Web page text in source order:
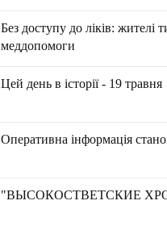
Без доступу до ліків:
меддопомоги
Цей день в історії - 19 травня
Оперативна інформація
"ВЫСОКОСТВЕТСКИЕ